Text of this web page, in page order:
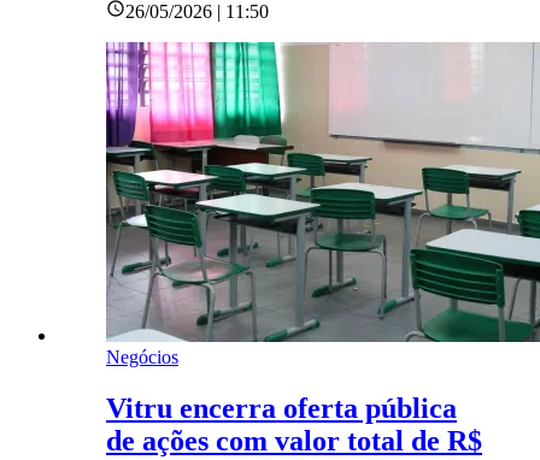
26/05/2026 | 11:50
Negócios
Vitru encerra oferta pública
de ações com valor total de R$